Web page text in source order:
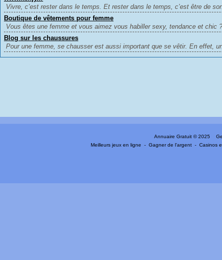
Vivre, c’est rester dans le temps. Et rester dans le temps, c’est être de
Boutique de vêtements pour femme
Vous êtes une femme et vous aimez vous habiller sexy, tendance et chic
Blog sur les chaussures
Pour une femme, se chausser est aussi important que se vêtir. En effet,
Annuaire Gratuit © 2025
Meilleurs jeux en ligne
-Gagner de l'argent -Casinos